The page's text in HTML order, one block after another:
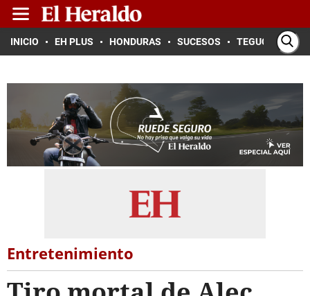
INICIO EH PLUS HONDURAS SUCESOS TEGUCIGALPA
Entretenimiento